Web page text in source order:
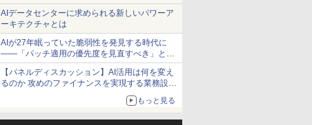
AIデータセンターに求められる新しいパワーア
ーキテクチャとは
AIが27年眠っていた脆弱性を発見する時代に
――「パッチ適用の優先度を見直すべき」とセ
キュリティ専門家
【パネルディスカッション】AI活用は何を変え
るのか 攻めのファイナンスを実現する業務設計
もっと見る